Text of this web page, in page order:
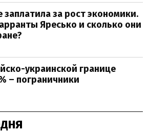
за рост экономики.
Яресько и сколько они
украинской границе
– пограничники